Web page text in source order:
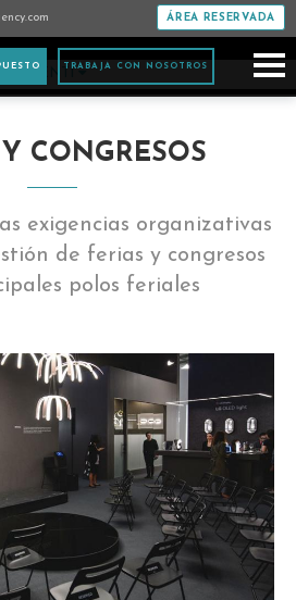
ÁREA RESERVADA
TRABAJA CON NOSOTROS
EVENTI
CONGRESOS
exigencias organizativas
de ferias y congresos
polos feriales